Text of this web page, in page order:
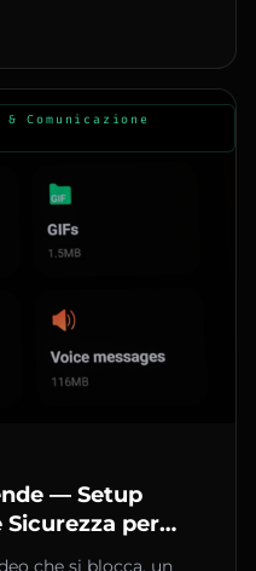
Comunicazione
— Setup
per
che si blocca, un